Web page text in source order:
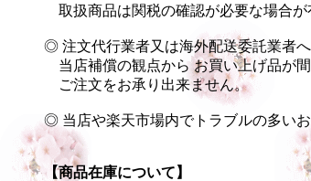
取扱商品は関税の確認が必要な場合が
◎ 注文代行業者又は海外配送委託業者
当店補償の観点から お買い上げ品が
ご注文をお承り出来ません。
◎ 当店や楽天市場内でトラブルの多い
【商品在庫について】